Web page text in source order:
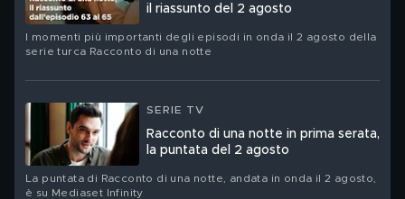
il riassunto del 2 agosto
I momenti più importanti degli episodi in onda il 2 agosto della
serie turca Racconto di una notte
SERIE TV
Racconto di una notte in prima serata,
la puntata del 2 agosto
La puntata di Racconto di una notte, andata in onda il 2 agosto,
è su Mediaset Infinity